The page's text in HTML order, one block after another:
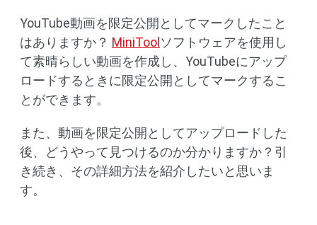
YouTube動画を限定公開としてマークしたこと
はありますか？ MiniTool ソフトウェアを使用し
て素晴らしい動画を作成し、YouTubeにアップ
ロードするときに限定公開としてマークするこ
とができます。
また、動画を限定公開としてアップロードした
後、どうやって見つけるのか分かりますか？引
き続き、その詳細方法を紹介したいと思いま
す。